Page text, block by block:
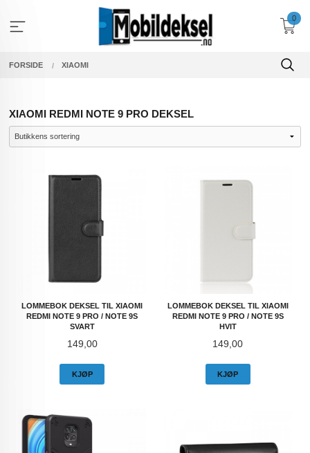
innholdet
0
FORSIDE XIAOMI
XIAOMI REDMI NOTE 9 PRO DEKSEL
LOMMEBOK DEKSEL TIL XIAOMI
REDMI NOTE 9 PRO / NOTE 9S
SVART
Pris
149,00
KJØP
LOMMEBOK DEKSEL TIL XIAOMI
REDMI NOTE 9 PRO / NOTE 9S
HVIT
Pris
149,00
KJØP